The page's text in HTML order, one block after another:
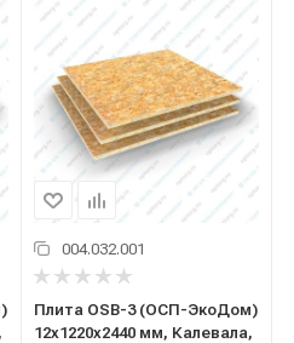
004.032.001
Плита OSB-3 (ОСП-ЭкоДом)
12x1220x2440 мм, Калевала,